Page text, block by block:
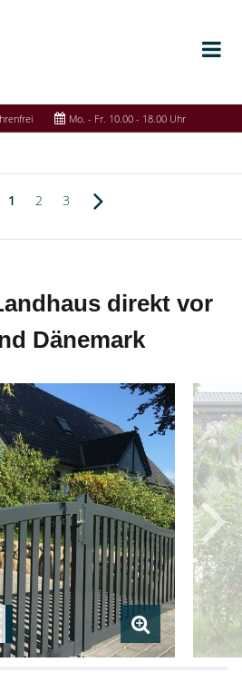
Mo. - Fr. 10.00 - 18.00 Uhr
1 2 3
direkt vor
Dänemark